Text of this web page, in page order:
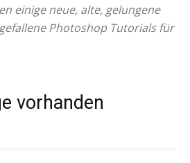
einige neue, alte, gelungene
Photoshop Tutorials für
vorhanden